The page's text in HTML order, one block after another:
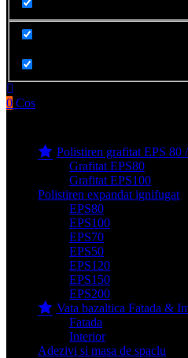
0 Cos
Polistiren grafitat EPS 80
Grafitat EPS80
Grafitat EPS100
Polistiren expandat ignifugat
EPS80
EPS100
EPS70
EPS50
EPS120
EPS150
EPS200
Vata bazaltica Fatada &
Fatada
Interior
Adezivi si masa de spaclu